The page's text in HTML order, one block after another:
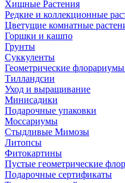
Хищные Растения
Редкие и коллекционные
Цветущие комнатные
Горшки и кашпо
Грунты
Суккуленты
Геометрические
Тилландсии
Уход и выращивание
Минисадики
Подарочные упаковки
Моссариумы
Стыдливые Мимозы
Литопсы
Фитокартины
Пустые геометрические
Подарочные сертификаты